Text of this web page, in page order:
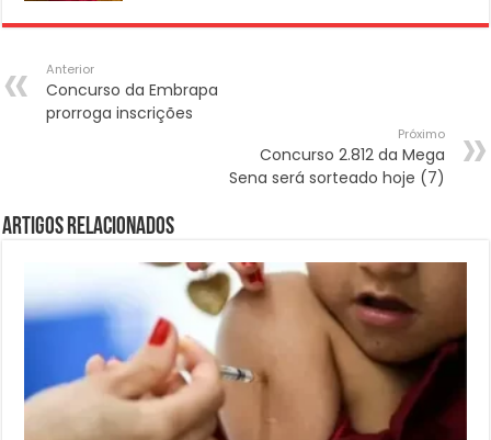
Anterior
Concurso da Embrapa
prorroga inscrições
Próximo
Concurso 2.812 da Mega
Sena será sorteado hoje (7)
Artigos Relacionados